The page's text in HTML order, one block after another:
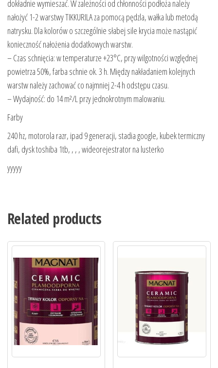
dokładnie wymieszać. W zależności od chłonności podłoża należy
nałożyć 1-2 warstwy TIKKURILA za pomocą pędzla, wałka lub metodą
natrysku. Dla kolorów o szczególnie słabej sile krycia może nastąpić
konieczność nałożenia dodatkowych warstw.
– Czas schnięcia: w temperaturze +23°C, przy wilgotności względnej
powietrza 50%, farba schnie ok. 3 h. Między nakładaniem kolejnych
warstw należy zachować co najmniej 2-4 h odstępu czasu.
– Wydajność: do 14 m²/L przy jednokrotnym malowaniu.
Farby
240 hz, motorola razr, ipad 9 generacji, stadia google, kubek termiczny
dafi, dysk toshiba 1tb, , , , wideorejestrator na lusterko
yyyyy
Related products